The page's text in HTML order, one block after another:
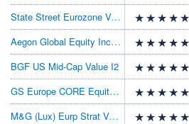
State Street Eurozone Value Spotlight I
Aegon Global Equity Income EUR A Inc
BGF US Mid-Cap Value I2
GS Europe CORE Equity R Inc USD
M&G (Lux) Eurp Strat Val C USD Acc